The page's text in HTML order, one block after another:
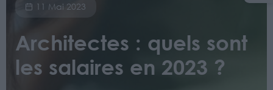
11 Mai 2023
Architectes : quels sont
les salaires en 2023 ?